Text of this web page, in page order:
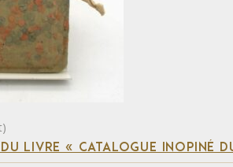
LIVRE « CATALOGUE INOPINÉ